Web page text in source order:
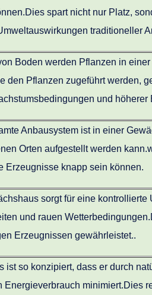
spart nicht nur Platz,
traditioneller
Boden werden Pflanzen in
den Pflanzen zugeführt werden,
und höherer
Anbausystem ist in einer
Orten aufgestellt werden
Erzeugnisse knapp sein können.
sorgt für eine kontrollierte
und rauen
Erzeugnissen gewährleistet..
ist so konzipiert, dass er durch
minimiert.Dies